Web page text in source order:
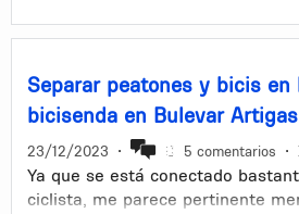
(este valor ha sido
otro de la calzada en estos
21 metros para todos los cruces
32 metros en el cruce de Martín Fierro
un cantero central más ancho).
... se ha determinado, de parte
Separar peatones y bicis en
bicisenda en Bulevar Artigas
23/12/2023 • 5 comentarios •
Ya que se está conectado
ciclista, me parece pertinente